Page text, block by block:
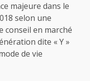
majeure dans le
selon une
conseil en marché
dite « Y »
de vie